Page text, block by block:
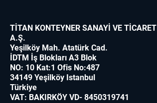
TİTAN KONTEYNER SANAYİ VE TİCARET
A.Ş.
Yeşilköy Mah. Atatürk Cad.
İDTM İş Blokları A3 Blok
NO: 10 Kat:1 Ofis No:487
34149 Yeşilköy Istanbul
Türkiye
VAT: BAKIRKÖY VD- 8450319741